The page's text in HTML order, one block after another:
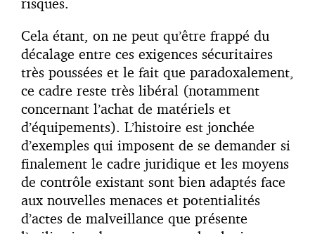
Cela étant, on ne peut qu’être frappé du
décalage entre ces exigences sécuritaires
très poussées et le fait que paradoxalement,
ce cadre reste très libéral (notamment
concernant l’achat de matériels et
d’équipements). L’histoire est jonchée
d’exemples qui imposent de se demander si
finalement le cadre juridique et les moyens
de contrôle existant sont bien adaptés face
aux nouvelles menaces et potentialités
d’actes de malveillance que présente